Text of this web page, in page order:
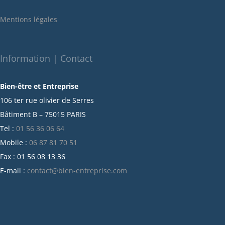
décembre 2021
octobre 2021
juillet 2021
juin 2021
mai 2021
avril 2021
mars 2021
février 2021
janvier 2021
Mentions légales
Information | Contact
Bien-être et Entreprise
106 ter rue olivier de Serres
Bâtiment B – 75015 PARIS
Tel : 01 56 36 06 64
Mobile : 06 87 81 70 51
Fax : 01 56 08 13 36
E-mail : contact@bien-entreprise.com